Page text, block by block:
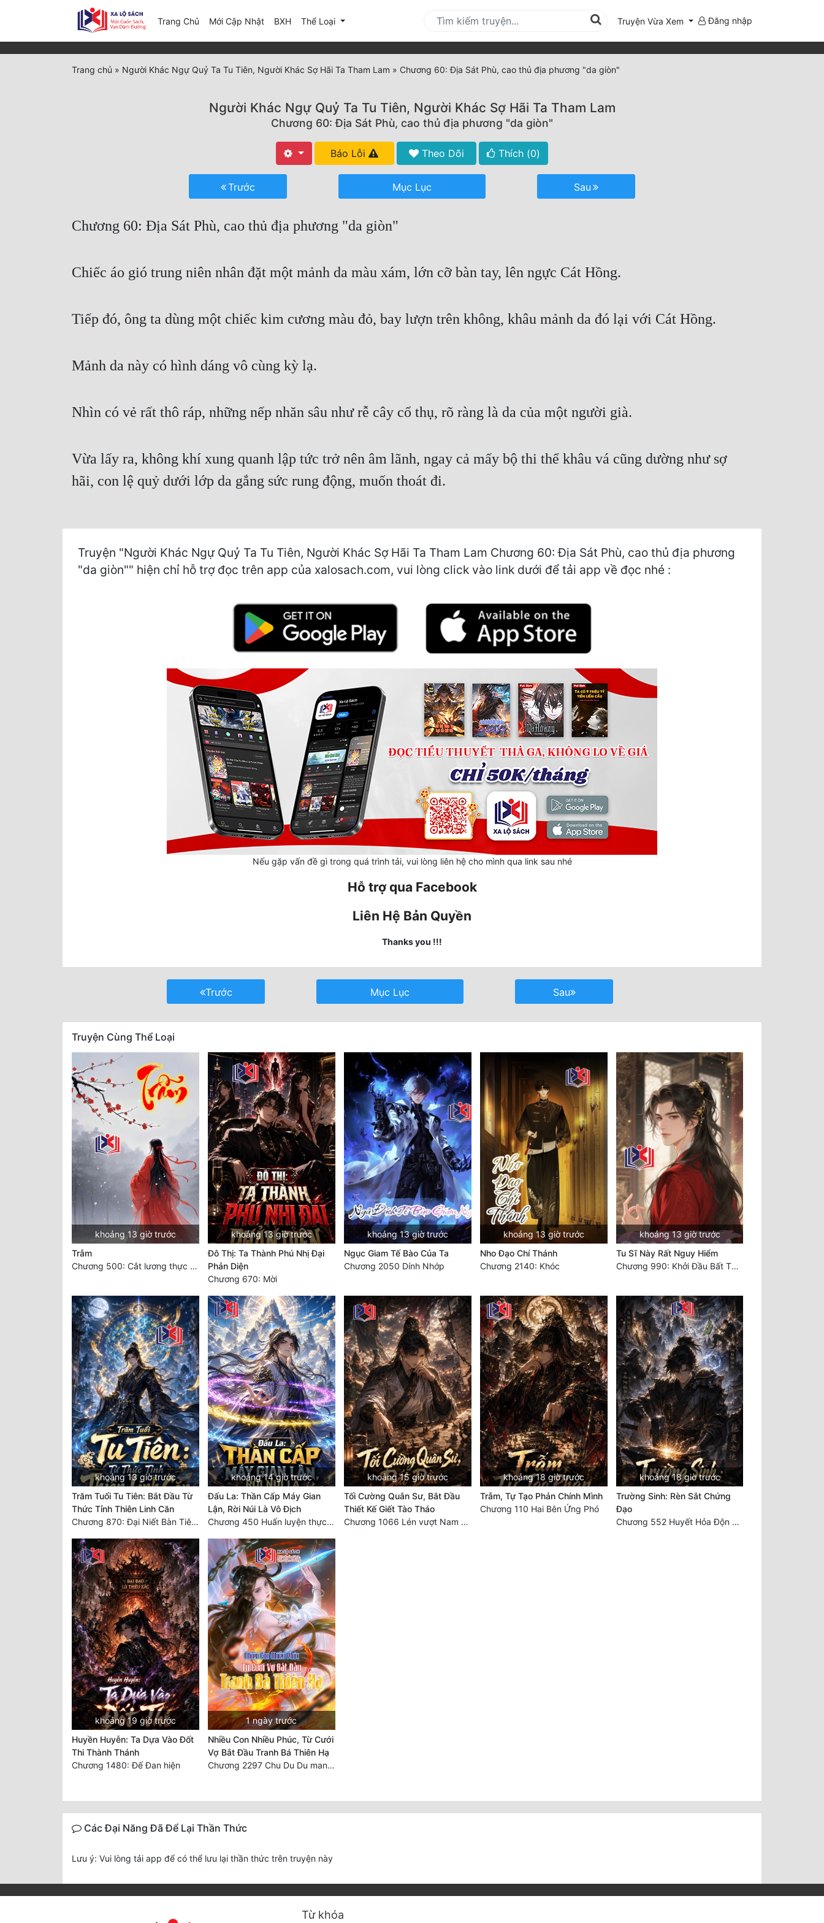
Trang Chủ Mới Cập Nhật(current)
BXH Thể Loại Truyện Vừa Xem Đăng nhập
Trang chủ » Người Khác Ngự Quỷ Ta Tu Tiên, Người Khác Sợ Hãi Ta Tham Lam » Chương 60: Địa Sát Phù, cao thủ địa phương "da giòn"
Người Khác Ngự Quỷ Ta Tu Tiên, Người Khác Sợ Hãi Ta Tham Lam
Chương 60: Địa Sát Phù, cao thủ địa phương "da giòn"
Báo Lỗi Theo Dõi Thích (0)
Trước Mục Lục Sau
Chương 60: Địa Sát Phù, cao thủ địa phương "da giòn"
Chiếc áo gió trung niên nhân đặt một mảnh da màu xám, lớn cỡ bàn tay, lên ngực Cát Hồng.
Tiếp đó, ông ta dùng một chiếc kim cương màu đỏ, bay lượn trên không, khâu mảnh da đó lại với Cát Hồng.
Mảnh da này có hình dáng vô cùng kỳ lạ.
Nhìn có vẻ rất thô ráp, những nếp nhăn sâu như rễ cây cổ thụ, rõ ràng là da của một người già.
Vừa lấy ra, không khí xung quanh lập tức trở nên âm lãnh, ngay cả mấy bộ thi thể khâu vá cũng dường như sợ
hãi, con lệ quỷ dưới lớp da gắng sức rung động, muốn thoát đi.
Truyện "Người Khác Ngự Quỷ Ta Tu Tiên, Người Khác Sợ Hãi Ta Tham Lam Chương 60: Địa Sát Phù, cao thủ địa phương
"da giòn"" hiện chỉ hỗ trợ đọc trên app của xalosach.com, vui lòng click vào link dưới để tải app về đọc nhé :
Nếu gặp vấn đề gì trong quá trình tải, vui lòng liên hệ cho mình qua link sau nhé
Hỗ trợ qua Facebook
Liên Hệ Bản Quyền
Thanks you !!!
Trước Mục Lục Sau
Truyện Cùng Thể Loại
khoảng 13 giờ trước
Trẫm
Chương 500: Cắt lương thực là có thể thu hồi Macao (1)
khoảng 13 giờ trước
Đô Thị: Ta Thành Phú Nhị Đại
Phản Diện
Chương 670: Mời
khoảng 13 giờ trước
Ngục Giam Tế Bào Của Ta
Chương 2050 Dính Nhớp
khoảng 13 giờ trước
Nho Đạo Chí Thánh
Chương 2140: Khóc
khoảng 13 giờ trước
Tu Sĩ Này Rất Nguy Hiểm
Chương 990: Khởi Đầu Bất Thuận
khoảng 13 giờ trước
Trăm Tuổi Tu Tiên: Bắt Đầu Từ
Thức Tỉnh Thiên Linh Căn
Chương 870: Đại Niết Bàn Tiên Thuật!
khoảng 14 giờ trước
Đấu La: Thần Cấp Máy Gian
Lận, Rời Núi Là Vô Địch
Chương 450 Huấn luyện thực chiến, Long Linh Cơ đối chiến bốn người Cổ Nguyệt và Vũ Lân!
khoảng 15 giờ trước
Tối Cường Quân Sư, Bắt Đầu
Thiết Kế Giết Tào Tháo
Chương 1066 Lén vượt Nam Bì, đánh thẳng Nghiệp Thành (2/2)
khoảng 18 giờ trước
Trẫm, Tự Tạo Phản Chính Mình
Chương 110 Hai Bên Ứng Phó
khoảng 18 giờ trước
Trường Sinh: Rèn Sắt Chứng
Đạo
Chương 552 Huyết Hỏa Độn Hư, nhân quả chưa dứt
khoảng 19 giờ trước
Huyền Huyễn: Ta Dựa Vào Đốt
Thi Thành Thánh
Chương 1480: Đế Đan hiện
1 ngày trước
Nhiều Con Nhiều Phúc, Từ Cưới
Vợ Bắt Đầu Tranh Bá Thiên Hạ
Chương 2297 Chu Du Du mang thai
Các Đại Năng Đã Để Lại Thần Thức
Lưu ý: Vui lòng tải app để có thể lưu lại thần thức trên truyện này
Từ khóa